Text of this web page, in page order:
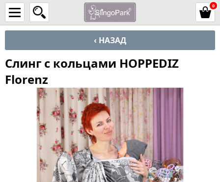
0
‹ НАЗАД
Слинг с кольцами HOPPEDIZ
Florenz